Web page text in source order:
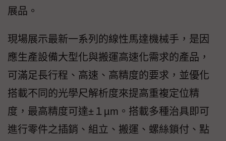
展品。
現場展示最新一系列的線性馬達機械手，是因
應生產設備大型化與搬運高速化需求的產品，
可滿足長行程、高速、高精度的要求，並優化
搭載不同的光學尺解析度來提高重複定位精
度，最高精度可達±１µm。搭載多種治具即可
進行零件之插銷、組立、搬運、螺絲鎖付、點